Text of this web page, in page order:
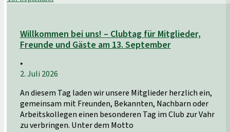
Willkommen bei uns! – Clubtag für Mitglieder,
Freunde und Gäste am 13. September
•
2. Juli 2026
An diesem Tag laden wir unsere Mitglieder herzlich ein,
gemeinsam mit Freunden, Bekannten, Nachbarn oder
Arbeitskollegen einen besonderen Tag im Club zur Vahr
zu verbringen. Unter dem Motto